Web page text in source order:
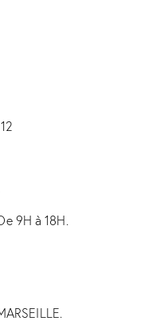
9H à 18H.